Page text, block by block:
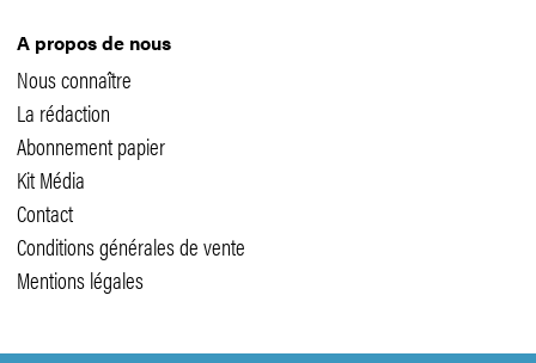
A propos de nous
Nous connaître
La rédaction
Abonnement papier
Kit Média
Contact
Conditions générales de vente
Mentions légales